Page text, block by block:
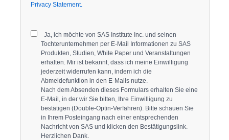
Privacy Statement.
Ja, ich möchte von SAS Institute Inc. und seinen
Tochterunternehmen per E-Mail Informationen zu SAS
Produkten, Studien, White Paper und Veranstaltungen
erhalten. Mir ist bekannt, dass ich meine Einwilligung
jederzeit widerrufen kann, indem ich die
Abmeldefunktion in den E-Mails nutze.
Nach dem Absenden dieses Formulars erhalten Sie eine
E-Mail, in der wir Sie bitten, Ihre Einwilligung zu
bestätigen (Double-Optin-Verfahren). Bitte schauen Sie
in Ihrem Posteingang nach einer entsprechenden
Nachricht von SAS und klicken den Bestätigungslink.
Herzlichen Dank.